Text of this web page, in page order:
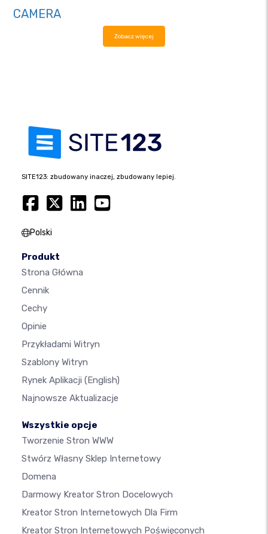
CAMERA
Zobacz więcej
SITE123: zbudowany inaczej, zbudowany lepiej.
Polski
Produkt
Strona Główna
Cennik
Cechy
Opinie
Przykładami Witryn
Szablony Witryn
Rynek Aplikacji (English)
Najnowsze Aktualizacje
Wszystkie opcje
Tworzenie Stron WWW
Stwórz Własny Sklep Internetowy
Domena
Darmowy Kreator Stron Docelowych
Kreator Stron Internetowych Dla Firm
Kreator Stron Internetowych Poświęconych